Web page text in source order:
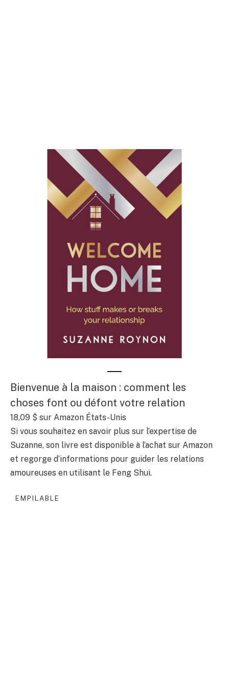
Bienvenue à la maison : comment les
choses font ou défont votre relation
18,09 $ sur Amazon États-Unis
Si vous souhaitez en savoir plus sur l’expertise de
Suzanne, son livre est disponible à l’achat sur Amazon
et regorge d’informations pour guider les relations
amoureuses en utilisant le Feng Shui.
EMPILABLE